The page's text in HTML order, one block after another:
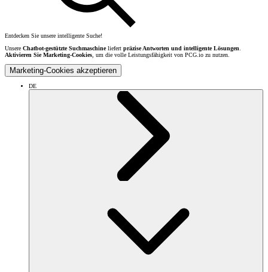
Entdecken Sie unsere intelligente Suche!
Unsere Chatbot-gestützte Suchmaschineliefert präzise Antworten und intelligente Lösungen.
Aktivieren Sie Marketing-Cookies, um die volle Leistungsfähigkeit von PCG.io zu nutzen.
Marketing-Cookies akzeptieren
DE